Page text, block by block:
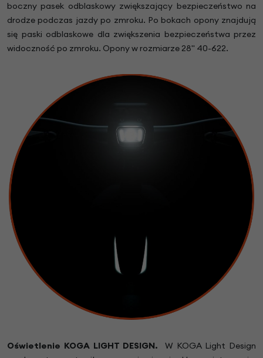
boczny pasek odblaskowy zwiększający bezpieczeństwo na
drodze podczas jazdy po zmroku. Po bokach opony znajdują
się paski odblaskowe dla zwiększenia bezpieczeństwa przez
widoczność po zmroku. Opony w rozmiarze 28" 40-622.
Oświetlenie KOGA LIGHT DESIGN.
W KOGA Light Design